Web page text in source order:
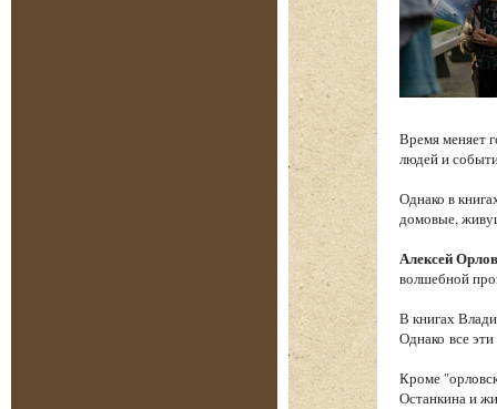
Время меняет
людей и
Однако в
домовые,
Алексей Орлов
волшебной
В книгах
Однако все
Кроме
Останкина и